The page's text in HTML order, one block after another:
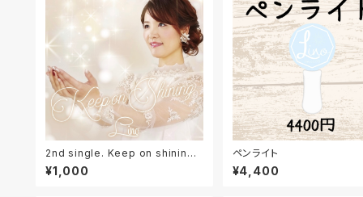
2nd single. Keep on shining
再入荷！
¥1,000
ペンライト
¥4,400